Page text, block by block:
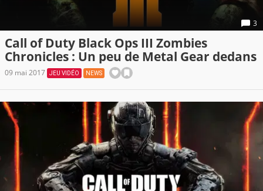
3
Call of Duty Black Ops III Zombies
Chronicles : Un peu de Metal Gear dedans
09 mai 2017 JEU VIDÉO NEWS